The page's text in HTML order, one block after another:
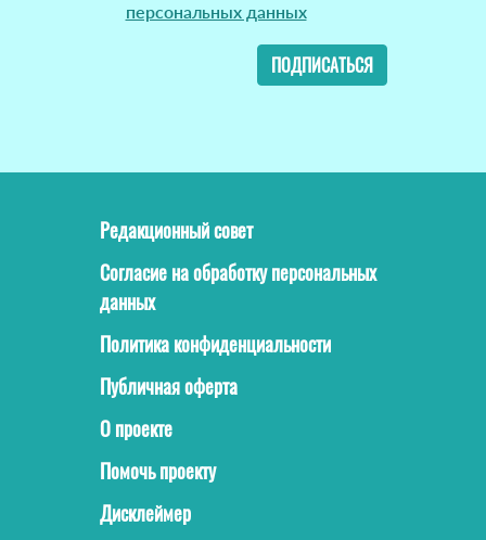
персональных данных
ПОДПИСАТЬСЯ
Редакционный совет
Согласие на обработку персональных
данных
Политика конфиденциальности
Публичная оферта
О проекте
Помочь проекту
Дисклеймер